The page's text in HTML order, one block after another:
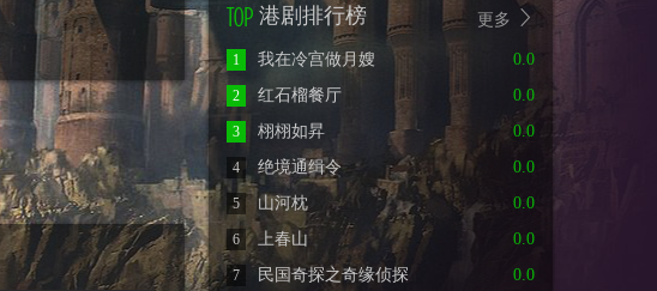
更多
港剧排行榜
0.0
1
我在冷宫做月嫂
0.0
2
红石榴餐厅
0.0
3
栩栩如昇
0.0
4
绝境通缉令
0.0
5
山河枕
0.0
6
上春山
0.0
7
民国奇探之奇缘侦探